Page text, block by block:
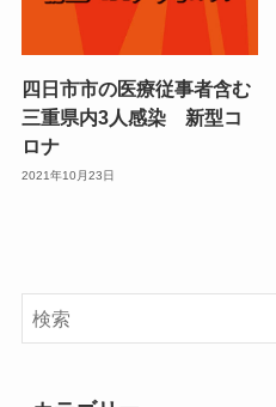
四日市市の医療従事者含む
三重県内3人感染 新型コ
ロナ
2021年10月23日